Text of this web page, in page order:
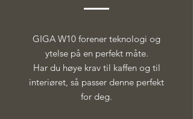
GIGA W10 forener teknologi og
ytelse på en perfekt måte.
Har du høye krav til kaffen og til
interiøret, så passer denne perfekt
for deg.